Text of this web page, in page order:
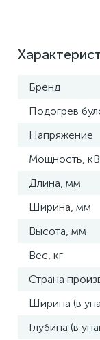
Бренд
Подогрев
Напряжение
Мощность,
Длина, мм
Ширина, мм
Высота, мм
Вес, кг
Страна
Ширина (в
Глубина (в